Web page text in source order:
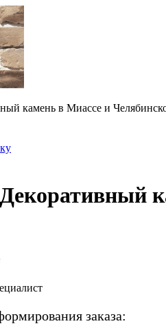
камень в Миассе и
заказа: